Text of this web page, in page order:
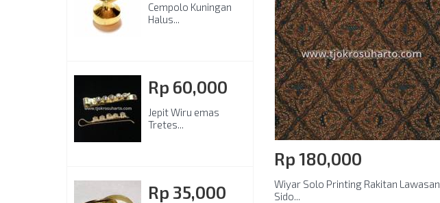
Cempolo Kuningan
Halus...
Rp‎ 60,000
Jepit Wiru emas
Tretes...
Rp‎ 35,000
Rp‎ 180,000
Wiyar Solo Printing Rakitan Lawasan
Sido...